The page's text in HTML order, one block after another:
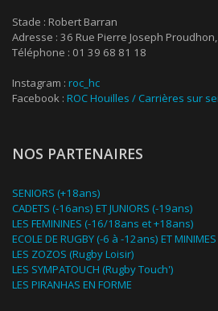
Stade : Robert Barran
Adresse : 36 Rue Pierre Joseph
Téléphone : 01 39 68 81 18
Instagram : roc_hc
Facebook : ROC Houilles / Carrières sur
NOS PARTENAIRES
SENIORS (+18ans)
CADETS (-16ans) ET JUNIORS (-19ans)
LES FEMININES (-16/18ans et +18ans)
ECOLE DE RUGBY (-6 à -12ans) ET
LES ZOZOS (Rugby Loisir)
LES SYMPATOUCH (Rugby Touch')
LES PIRANHAS EN FORME